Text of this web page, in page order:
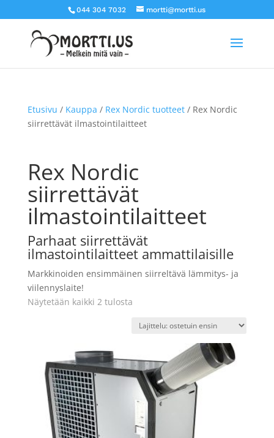
044 304 7032 mortti@mortti.us
Etusivu / Kauppa / Rex Nordic tuotteet/ Rex Nordic
siirrettävät ilmastointilaitteet
Rex Nordic
siirrettävät
ilmastointilaitteet
Parhaat siirrettävät
ilmastointilaitteet ammattilaisille
Markkinoiden ensimmäinen siirreltävä lämmitys- ja
viilennyslaite!
Näytetään kaikki 2 tulosta